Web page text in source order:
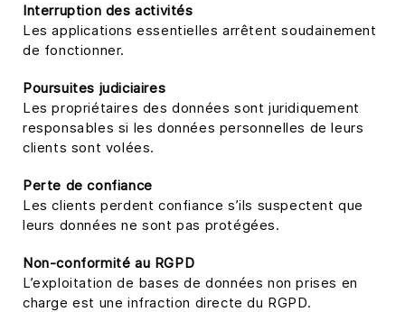
Interruption des activités
Les applications essentielles arrêtent soudainement
de fonctionner.
Poursuites judiciaires
Les propriétaires des données sont juridiquement
responsables si les données personnelles de leurs
clients sont volées.
Perte de confiance
Les clients perdent confiance s’ils suspectent que
leurs données ne sont pas protégées.
Non-conformité au RGPD
L’exploitation de bases de données non prises en
charge est une infraction directe du RGPD.